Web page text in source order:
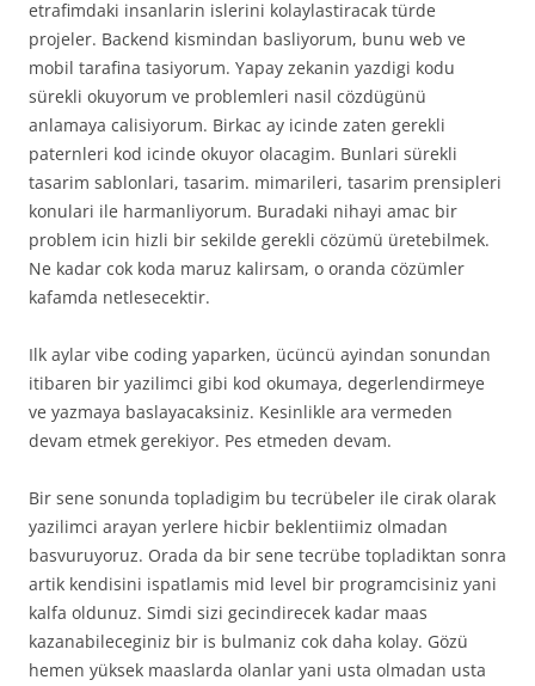
etrafimdaki insanlarin islerini kolaylastiracak türde
projeler. Backend kismindan basliyorum, bunu web ve
mobil tarafina tasiyorum. Yapay zekanin yazdigi kodu
sürekli okuyorum ve problemleri nasil cözdügünü
anlamaya calisiyorum. Birkac ay icinde zaten gerekli
paternleri kod icinde okuyor olacagim. Bunlari sürekli
tasarim sablonlari, tasarim. mimarileri, tasarim prensipleri
konulari ile harmanliyorum. Buradaki nihayi amac bir
problem icin hizli bir sekilde gerekli cözümü üretebilmek.
Ne kadar cok koda maruz kalirsam, o oranda cözümler
kafamda netlesecektir.
Ilk aylar vibe coding yaparken, ücüncü ayindan sonundan
itibaren bir yazilimci gibi kod okumaya, degerlendirmeye
ve yazmaya baslayacaksiniz. Kesinlikle ara vermeden
devam etmek gerekiyor. Pes etmeden devam.
Bir sene sonunda topladigim bu tecrübeler ile cirak olarak
yazilimci arayan yerlere hicbir beklentiimiz olmadan
basvuruyoruz. Orada da bir sene tecrübe topladiktan sonra
artik kendisini ispatlamis mid level bir programcisiniz yani
kalfa oldunuz. Simdi sizi gecindirecek kadar maas
kazanabileceginiz bir is bulmaniz cok daha kolay. Gözü
hemen yüksek maaslarda olanlar yani usta olmadan usta